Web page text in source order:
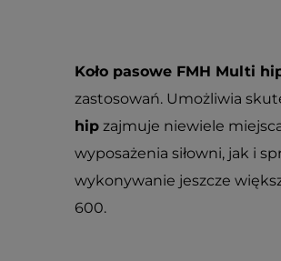
Koło pasowe FMH Multi
zastosowań. Umożliwia
hip zajmuje niewiele
wyposażenia siłowni, jak i
wykonywanie jeszcze
600.